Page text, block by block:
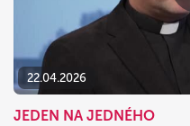
22.04.2026
JEDEN NA JEDNÉHO